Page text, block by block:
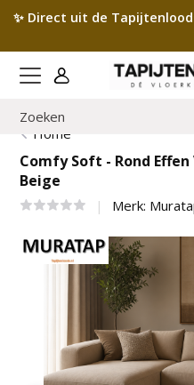
✨ Direct uit de
Home
Comfy Soft - Rond
Beige
Merk: